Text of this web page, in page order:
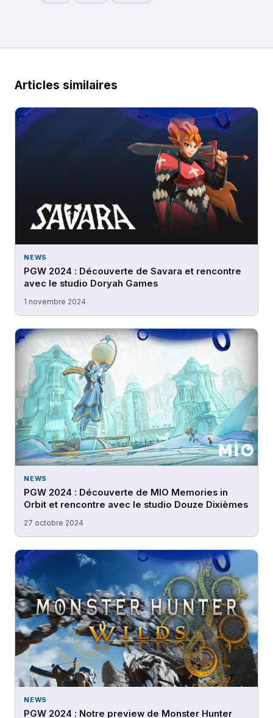
Articles similaires
NEWS
PGW 2024 : Découverte de Savara et rencontre
avec le studio Doryah Games
1 novembre 2024
NEWS
PGW 2024 : Découverte de MIO Memories in
Orbit et rencontre avec le studio Douze Dixièmes
27 octobre 2024
NEWS
PGW 2024 : Notre preview de Monster Hunter